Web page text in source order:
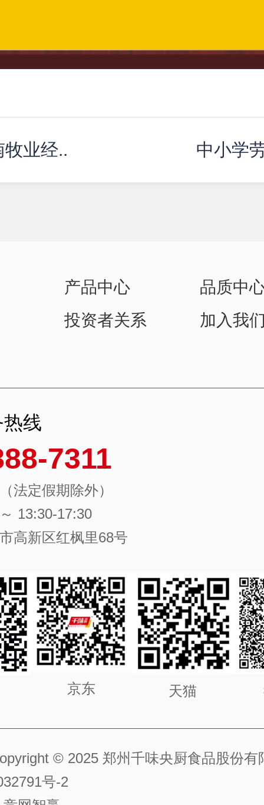
牧业经.. 中小学
产品中心
品质中
投资者关系
加入我
线
7311
法定假期除外）
13:30-17:30
高新区红枫里68号
京东 天猫
© 2025 郑州千味央厨食品股份有
号-2